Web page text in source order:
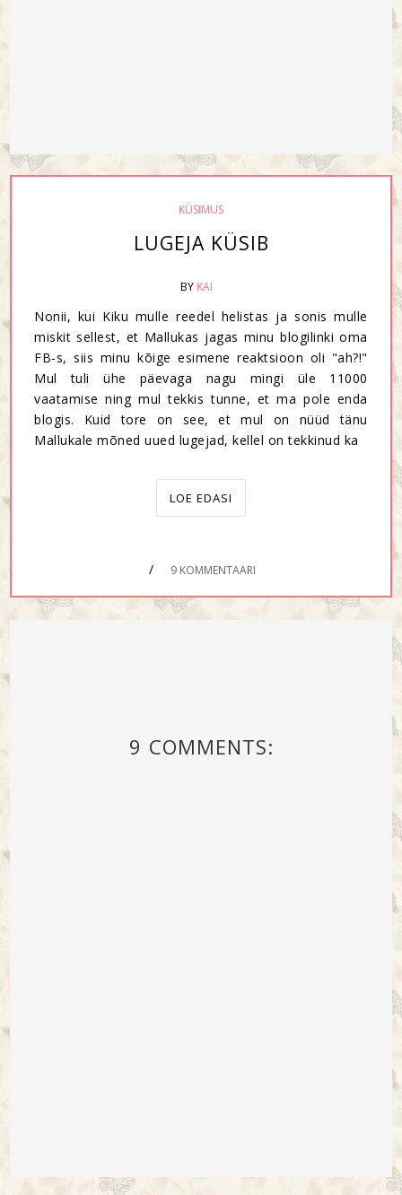
KÜSIMUS
LUGEJA KÜSIB
BY KAI
Nonii, kui Kiku mulle reedel helistas ja sonis mulle
miskit sellest, et Mallukas jagas minu blogilinki oma
FB-s, siis minu kõige esimene reaktsioon oli "ah?!"
Mul tuli ühe päevaga nagu mingi üle 11000
vaatamise ning mul tekkis tunne, et ma pole enda
blogis. Kuid tore on see, et mul on nüüd tänu
Mallukale mõned uued lugejad, kellel on tekkinud ka
LOE EDASI
/ 9 KOMMENTAARI
9 COMMENTS: